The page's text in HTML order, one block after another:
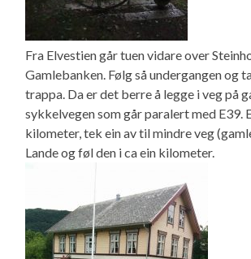
Fra Elvestien går tuen vidare over
Gamlebanken. Følg så undergangen og
trappa. Da er det berre å legge i veg på
sykkelvegen som går paralert med E39.
kilometer, tek ein av til mindre veg
Lande og føl den i ca ein kilometer.